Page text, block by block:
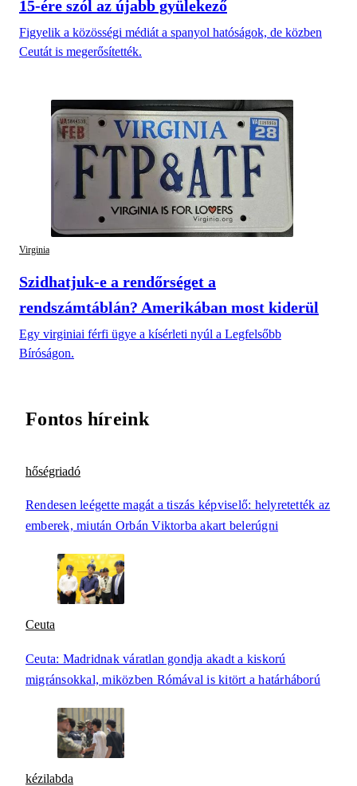
15-ére szól az újabb gyülekező
Figyelik a közösségi médiát a spanyol hatóságok, de közben
Ceutát is megerősítették.
Virginia
Szidhatjuk-e a rendőrséget a
rendszámtáblán? Amerikában most kiderül
Egy virginiai férfi ügye a kísérleti nyúl a Legfelsőbb
Bíróságon.
Fontos híreink
hőségriadó
Rendesen leégette magát a tiszás képviselő: helyretették az
emberek, miután Orbán Viktorba akart belerúgni
Ceuta
Ceuta: Madridnak váratlan gondja akadt a kiskorú
migránsokkal, miközben Rómával is kitört a határháború
kézilabda